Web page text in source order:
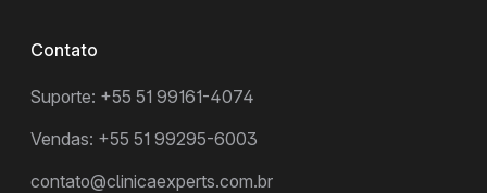
Contato
Suporte: +55 51 99161-4074
Vendas: +55 51 99295-6003
contato@clinicaexperts.com.br